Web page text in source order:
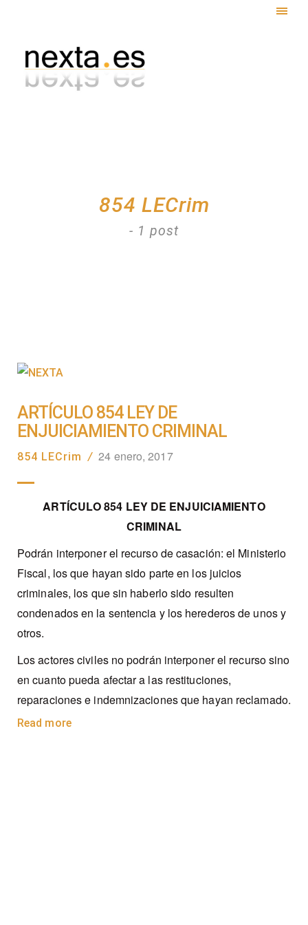
854 LECrim
- 1 post
ARTÍCULO 854 LEY DE
ENJUICIAMIENTO CRIMINAL
854 LECrim / 24 enero, 2017
ARTÍCULO 854 LEY DE ENJUICIAMIENTO
CRIMINAL
Podrán interponer el recurso de casación: el Ministerio
Fiscal, los que hayan sido parte en los juicios
criminales, los que sin haberlo sido resulten
condenados en la sentencia y los herederos de unos y
otros.
Los actores civiles no podrán interponer el recurso sino
en cuanto pueda afectar a las restituciones,
reparaciones e indemnizaciones que hayan reclamado.
Read more